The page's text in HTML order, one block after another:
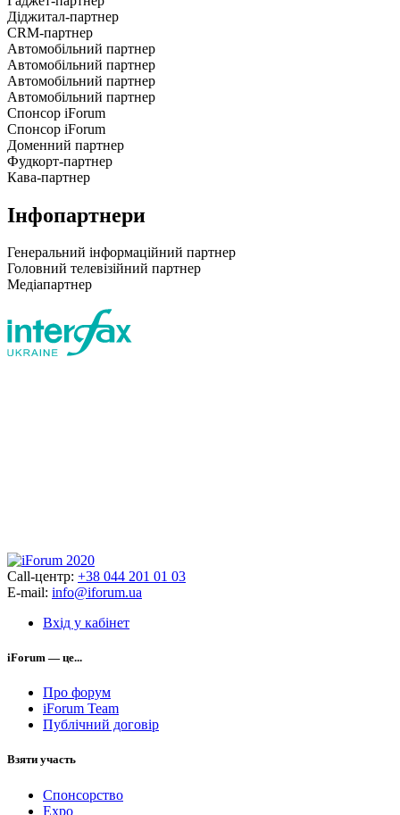
Діджитал-партнер
CRM-партнер
Автомобільний партнер
Автомобільний партнер
Автомобільний партнер
Автомобільний партнер
Спонсор iForum
Спонсор iForum
Доменний партнер
Фудкорт-партнер
Кава-партнер
Інфопартнери
Генеральний інформаційний партнер
Головний телевізійний партнер
Медіапартнер
Call-центр: +38 044 201 01 03
E-mail: info@iforum.ua
Вхід у кабінет
iForum — це...
Про форум
iForum Team
Публічний договір
Взяти участь
Спонсорство
Expo